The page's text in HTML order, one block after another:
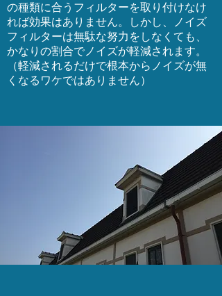
の種類に合うフィルターを取り付けなけ
れば効果はありません。しかし、ノイズ
フィルターは無駄な努力をしなくても、
かなりの割合でノイズが軽減されます。
（軽減されるだけで根本からノイズが無
くなるワケではありません）